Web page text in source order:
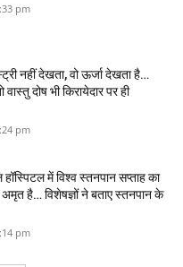
pm
नहीं देखता, वो ऊर्जा देखता है…
वास्तु दोष भी किरायेदार पर ही
pm
हॉस्पिटल में विश्व स्तनपान सप्ताह का
अमृत है… विशेषज्ञों ने बताए स्तनपान के
pm